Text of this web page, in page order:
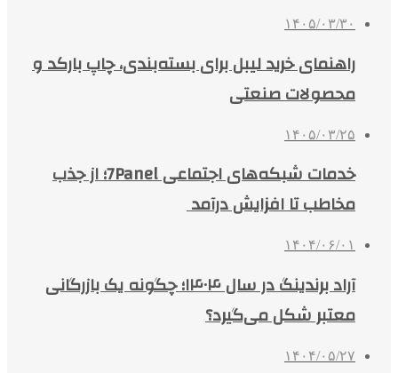
۱۴۰۵/۰۳/۳۰
راهنمای خرید لیبل برای بسته‌بندی، چاپ بارکد و
محصولات صنعتی
۱۴۰۵/۰۳/۲۵
خدمات شبکه‌های اجتماعی 7Panel؛ از جذب
مخاطب تا افزایش درآمد
۱۴۰۴/۰۶/۰۱
آراد برندینگ در سال ۱۴۰۴؛ چگونه یک بازرگانی
معتبر شکل می‌گیرد؟
۱۴۰۴/۰۵/۲۷